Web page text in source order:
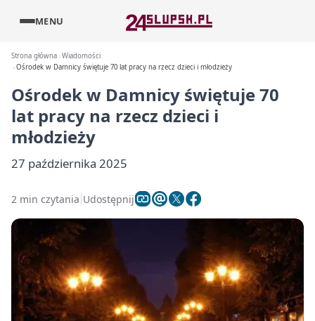
MENU
Strona główna Wiadomości
Ośrodek w Damnicy świętuje 70 lat pracy na rzecz dzieci i młodzieży
Ośrodek w Damnicy świętuje 70
lat pracy na rzecz dzieci i
młodzieży
27 października 2025
2 min czytania Udostępnij